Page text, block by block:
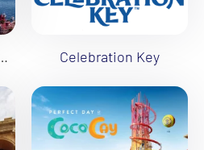
Celebration Key